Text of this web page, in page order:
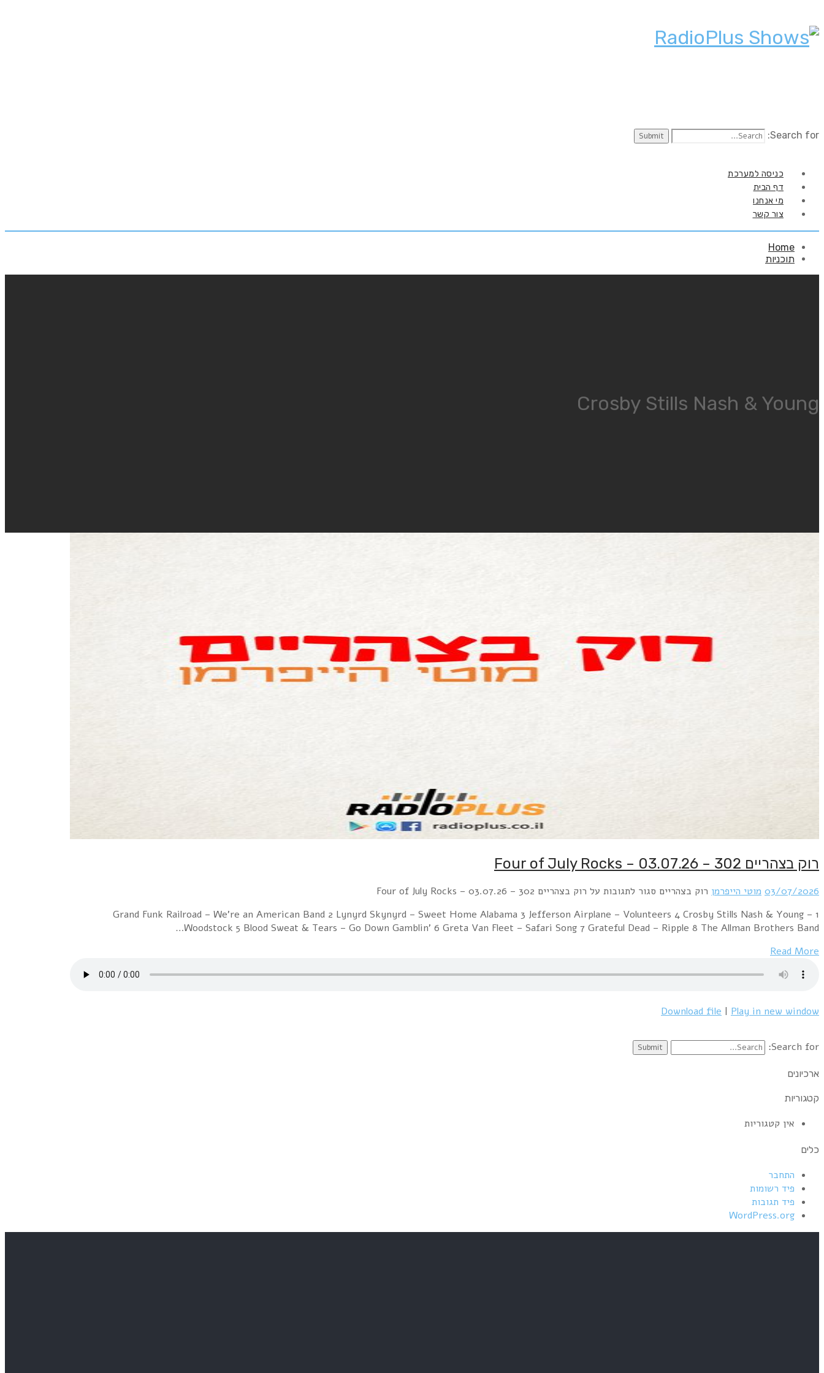
Search for:
כניסה למערכת
דף הבית
מי אנחנו
צור קשר
Home
תוכניות
Crosby Stills Nash & Young
רוק בצהריים 302 – 03.07.26 – Four of July Rocks
03/07/2026 מוטי הייפרמן רוק בצהריים סגור לתגובות על רוק בצהריים 302 – 03.07.26 – Four of July Rocks
1 Grand Funk Railroad – We’re an American Band 2 Lynyrd Skynyrd – Sweet Home Alabama 3 Jefferson Airplane – Volunteers 4 Crosby Stills Nash & Young –
Woodstock 5 Blood Sweat & Tears – Go Down Gamblin' 6 Greta Van Fleet – Safari Song 7 Grateful Dead – Ripple 8 The Allman Brothers Band…
Read More
Download file | Play in new window
Search for:
ארכיונים
קטגוריות
אין קטגוריות
כלים
התחבר
פיד רשומות
פיד תגובות
WordPress.org